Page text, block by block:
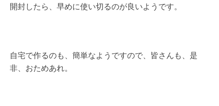
開封したら、早めに使い切るのが良いようです。
自宅で作るのも、簡単なようですので、皆さんも、是
非、おためあれ。